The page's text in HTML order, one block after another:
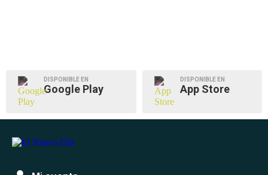
DISPONIBLE EN
Google Play
DISPONIBLE EN
App Store